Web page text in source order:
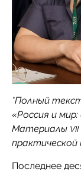
*Полный
«Россия и
Материалы VII
практической
Последнее